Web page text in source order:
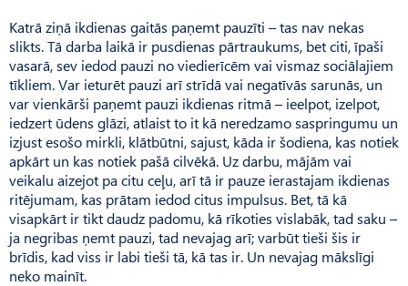
Katrā ziņā ikdienas gaitās paņemt pauzīti – tas nav nekas
slikts. Tā darba laikā ir pusdienas pārtraukums, bet citi, īpaši
vasarā, sev iedod pauzi no viedierīcēm vai vismaz sociālajiem
tīkliem. Var ieturēt pauzi arī strīdā vai negatīvās sarunās, un
var vienkārši paņemt pauzi ikdienas ritmā – ieelpot, izelpot,
iedzert ūdens glāzi, atlaist to it kā neredzamo saspringumu un
izjust esošo mirkli, klātbūtni, sajust, kāda ir šodiena, kas notiek
apkārt un kas notiek pašā cilvēkā. Uz darbu, mājām vai
veikalu aizejot pa citu ceļu, arī tā ir pauze ierastajam ikdienas
ritējumam, kas prātam iedod citus impulsus. Bet, tā kā
visapkārt ir tikt daudz padomu, kā rīkoties vislabāk, tad saku –
ja negribas ņemt pauzi, tad nevajag arī; varbūt tieši šis ir
brīdis, kad viss ir labi tieši tā, kā tas ir. Un nevajag mākslīgi
neko mainīt.